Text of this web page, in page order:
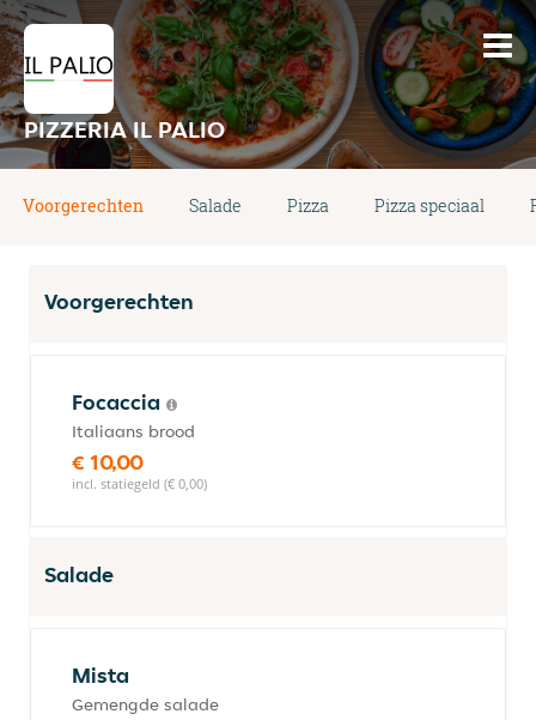
PIZZERIA IL PALIO
Voorgerechten Salade Pizza Pizza speciaal
Voorgerechten
Focaccia
Italiaans brood
€ 10,00
incl. statiegeld (€ 0,00)
Salade
Mista
Gemengde salade